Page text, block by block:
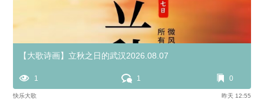
【大歌诗画】立秋之日的武汉2026.08.07
1 1 0
快乐大歌 昨天 12:55